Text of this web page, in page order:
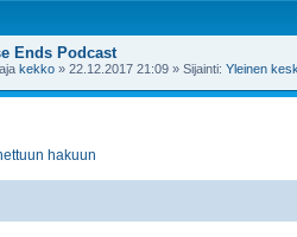
Ends Podcast
kekko » 22.12.2017 21:09 » Sijainti: Yleinen
hakuun